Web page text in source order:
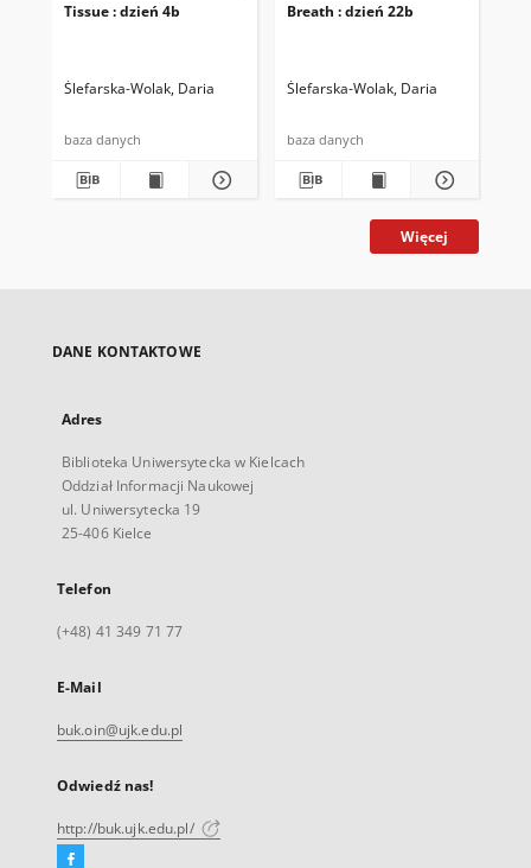
Tissue : dzień 4b
Ślefarska-Wolak, Daria
baza danych
Breath : dzień 22b
Ślefarska-Wolak, Daria
baza danych
Więcej
DANE KONTAKTOWE
Adres
Biblioteka Uniwersytecka w Kielcach
Oddział Informacji Naukowej
ul. Uniwersytecka 19
25-406 Kielce
Telefon
(+48) 41 349 71 77
E-Mail
buk.oin@ujk.edu.pl
Odwiedź nas!
http://buk.ujk.edu.pl/
Facebook